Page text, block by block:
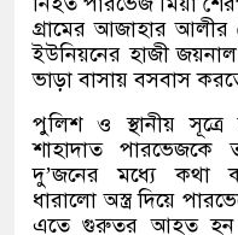
গ্রামের আজাহার আলীর
ইউনিয়নের হাজী
ভাড়া বাসায় বসবাস
পুলিশ ও স্থানীয়
শাহাদাত পারভেজকে
দু’জনের মধ্যে কথা
ধারালো অস্ত্র দিয়ে
এতে গুরুতর আহত হন